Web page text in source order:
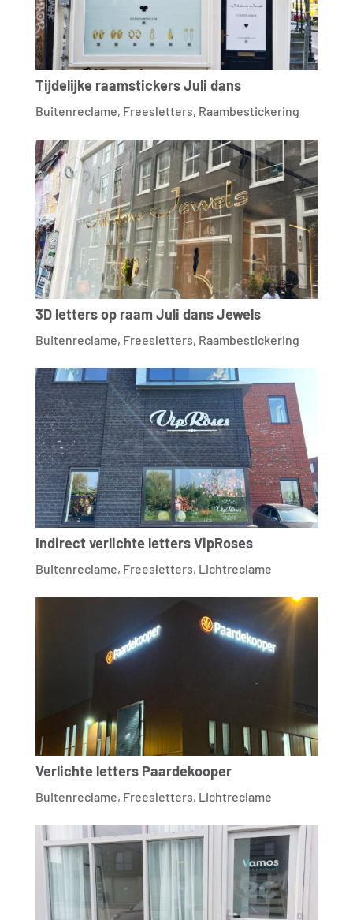
Tijdelijke raamstickers Juli dans
Buitenreclame, Freesletters, Raambestickering
3D letters op raam Juli dans Jewels
Buitenreclame, Freesletters, Raambestickering
Indirect verlichte letters VipRoses
Buitenreclame, Freesletters, Lichtreclame
Verlichte letters Paardekooper
Buitenreclame, Freesletters, Lichtreclame